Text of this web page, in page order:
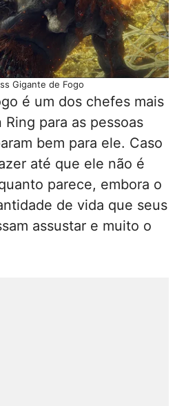
Gigante de Fogo
é um dos chefes mais
para as pessoas
bem para ele. Caso
até que ele não é
parece, embora o
de vida que seus
assustar e muito o